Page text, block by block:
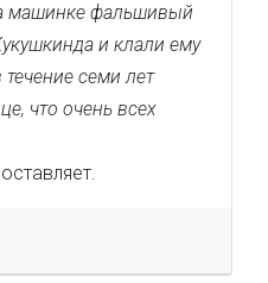
машинке фальшивый
и клали ему
семи лет
что очень всех